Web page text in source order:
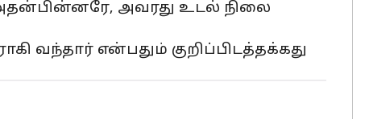
அவரது உடல் நிலை
வந்தார் என்பதும் குறிப்பிடத்தக்கது